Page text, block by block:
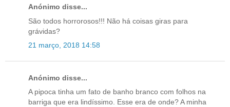
Anónimo disse...
São todos horrorosos!!! Não há coisas giras para
grávidas?
21 março, 2018 14:58
Anónimo disse...
A pipoca tinha um fato de banho branco com folhos na
barriga que era lindíssimo. Esse era de onde? A minha